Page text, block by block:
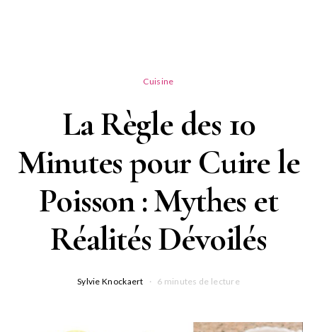
Cuisine
La Règle des 10
Minutes pour Cuire le
Poisson : Mythes et
Réalités Dévoilés
Sylvie Knockaert 6 minutes de lecture